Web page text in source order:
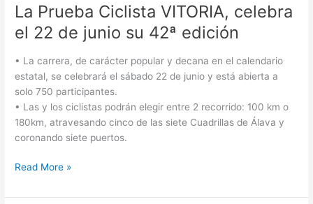
La Prueba Ciclista VITORIA, celebra
el 22 de junio su 42ª edición
• La carrera, de carácter popular y decana en el calendario
estatal, se celebrará el sábado 22 de junio y está abierta a
solo 750 participantes.
• Las y los ciclistas podrán elegir entre 2 recorrido: 100 km o
180km, atravesando cinco de las siete Cuadrillas de Álava y
coronando siete puertos.
Read More »